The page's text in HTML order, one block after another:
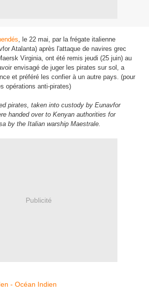
, le 22 mai, par la frégate italienne
Atalanta) après l'attaque de navires grec
Virginia, ont été remis jeudi (25 juin) au
envisagé de juger les pirates sur sol, a
et préféré les confier à un autre pays. (pour
opérations anti-pirates)
pirates, taken into custody by Eunavfor
handed over to Kenyan authorities for
by the Italian warship Maestrale.
Publicité
- Océan Indien